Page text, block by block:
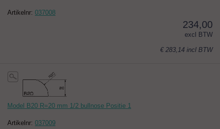
Artikelnr: 037008
234,00
excl BTW
€ 283,14 incl BTW
Model B20 R=20 mm 1/2 bullnose Positie 1
Artikelnr: 037009